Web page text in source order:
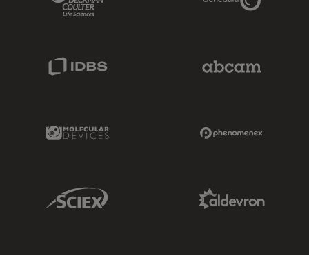
Molecular Devices Link
Sciex Link